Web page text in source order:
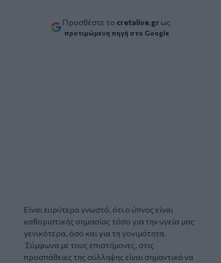
Προσθέστε το cretalive.gr ως
προτιμώμενη πηγή στο Google
Είναι ευρύτερα γνωστό, ότι ο ύπνος είναι
καθοριστικής σημασίας τόσο για την υγεία μας
γενικότερα, όσο και για τη γονιμότητα.
Σύμφωνα με τους επιστήμονες, στις
προσπάθειες της σύλληψης είναι σημαντικό να